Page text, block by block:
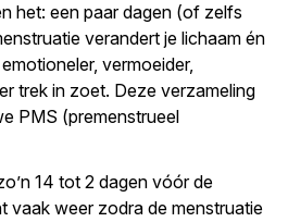
het: een paar dagen (of zelfs
verandert je lichaam én
vermoeider,
trek in zoet. Deze verzameling
PMS (premenstrueel
14 tot 2 dagen vóór de
vaak weer zodra de menstruatie